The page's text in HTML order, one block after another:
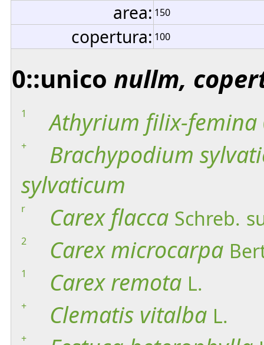
area: 150
copertura: 100
0::unico nullm,
1 Athyrium filix-femina
+ Brachypodium
sylvaticum
r Carex flacca Schreb.
2 Carex microcarpa
1 Carex remota L.
+ Clematis vitalba L.
+